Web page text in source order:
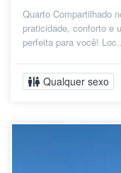
Quarto Compartilhado
praticidade, conforto e
perfeita para você!
Qualquer sexo